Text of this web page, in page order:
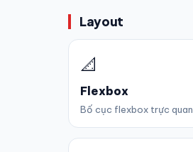
Layout
📐
Flexbox
Bố cục flexbox trực quan.